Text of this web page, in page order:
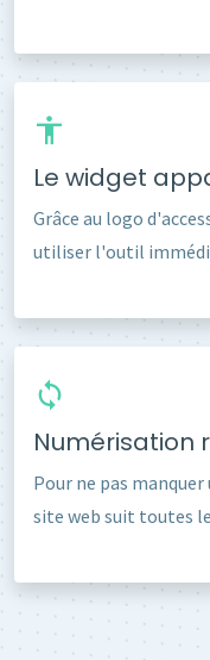
Le widget
Grâce au logo
utiliser l'outil
Numérisation
Pour ne pas manquer
site web suit toutes